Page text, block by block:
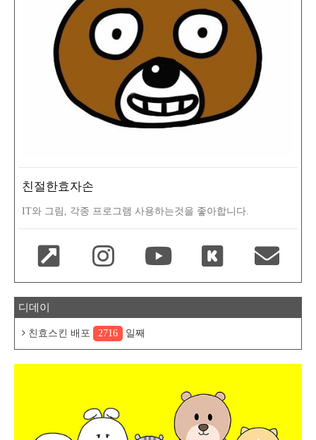
친절한효자손
IT와 그림, 각종 프로그램 사용하는것을 좋아합니다.
디데이
친효스킨 배포 2716 일째